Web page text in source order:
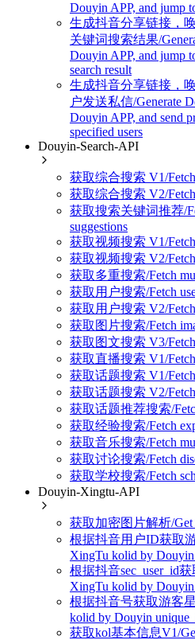
Douyin APP, and jump
生成抖音分享链接，
关键词搜索结果/
Douyin APP, and jump
search result
生成抖音分享链接，
户发送私信/Generate
Douyin APP, and send
specified users
Douyin-Search-API
获取综合搜索 V1/Fetch
获取综合搜索 V2/Fetch
获取搜索关键词推荐/
suggestions
获取视频搜索 V1/Fetch
获取视频搜索 V2/
获取多重搜索/Fetch
获取用户搜索/Fetch
获取用户搜索 V2/Fetch
获取图片搜索/Fetch
获取图文搜索 V3/
获取直播搜索 V1/
获取话题搜索 V1/Fetch
获取话题搜索 V2/Fetch
获取话题推荐搜索/
获取经验搜索/Fetch
获取音乐搜索/Fetch
获取讨论搜索/Fetch
获取学校搜索/Fetch
Douyin-Xingtu-API
获取加密图片解析/Get
根据抖音用户ID获取
XingTu kolid by
根据抖音sec_user_id
XingTu kolid by Douyin
根据抖音号获取游客
kolid by Douyin
获取kol基本信息V1/